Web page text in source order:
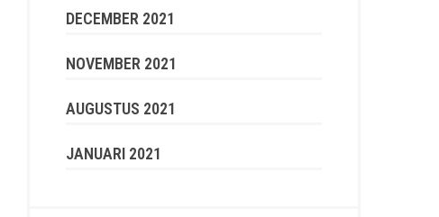
DECEMBER 2021
NOVEMBER 2021
AUGUSTUS 2021
JANUARI 2021